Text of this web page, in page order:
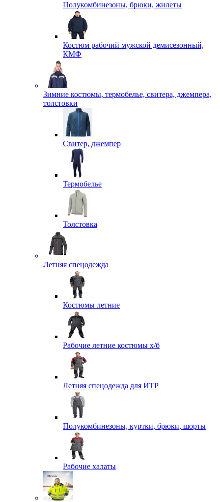
Полукомбинезоны, брюки, жилеты
Костюм рабочий мужской демисезонный,
КМФ
Зимние костюмы, термобелье, свитера, джемпера,
толстовки
Свитер, джемпер
Термобелье
Толстовка
Летняя спецодежда
Костюмы летние
Рабочие летние костюмы х/б
Летняя спецодежда для ИТР
Полукомбинезоны, куртки, брюки, шорты
Рабочие халаты